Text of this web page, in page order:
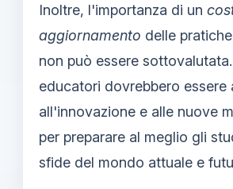
Inoltre, l'importanza di un
aggiornamento delle
non può essere
educatori dovrebbero essere
all'innovazione e alle nuove
per preparare al meglio gli
sfide del mondo attuale e